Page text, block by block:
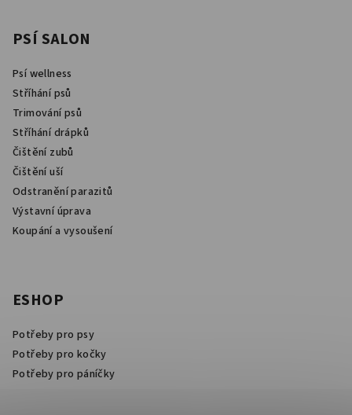
PSÍ SALON
Psí wellness
Stříhání psů
Trimování psů
Stříhání drápků
Čištění zubů
Čištění uší
Odstranění parazitů
Výstavní úprava
Koupání a vysoušení
ESHOP
Potřeby pro psy
Potřeby pro kočky
Potřeby pro páníčky